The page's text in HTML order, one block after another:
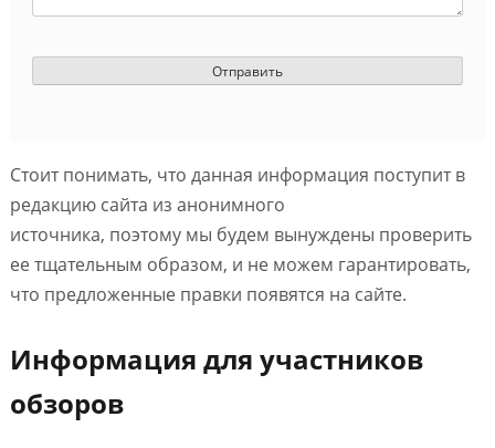
Стоит понимать, что данная информация поступит в
редакцию сайта из анонимного
источника, поэтому мы будем вынуждены проверить
ее тщательным образом, и не можем гарантировать,
что предложенные правки появятся на сайте.
Информация для участников
обзоров